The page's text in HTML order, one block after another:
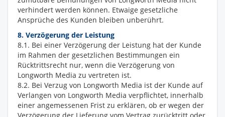
verhindert werden können. Etwaige gesetzliche
Ansprüche des Kunden bleiben unberührt.
8. Verzögerung der Leistung
8.1. Bei einer Verzögerung der Leistung hat der Kunde
im Rahmen der gesetzlichen Bestimmungen ein
Rücktrittsrecht nur, wenn die Verzögerung von
Longworth Media zu vertreten ist.
8.2. Bei Verzug von Longworth Media ist der Kunde auf
Verlangen von Longworth Media verpflichtet, innerhalb
einer angemessenen Frist zu erklären, ob er wegen der